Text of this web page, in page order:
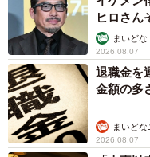
ヒロさん
まいどな
2026.08.07
退職金を
金額の多
まいど
2026.08.07